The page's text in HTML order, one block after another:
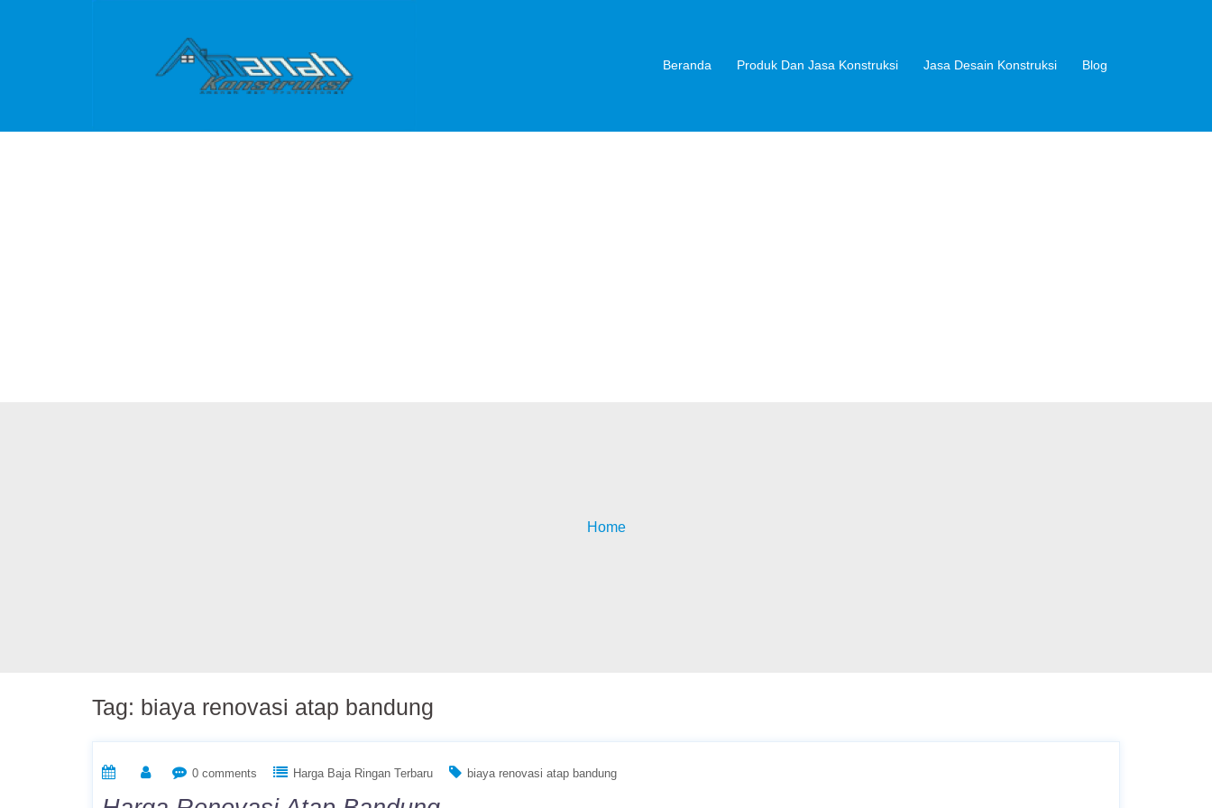
Beranda Produk Dan Jasa Konstruksi Jasa Desain Konstruksi Blog
Home
Tag: biaya renovasi atap bandung
0 comments Harga Baja Ringan Terbaru biaya renovasi atap bandung